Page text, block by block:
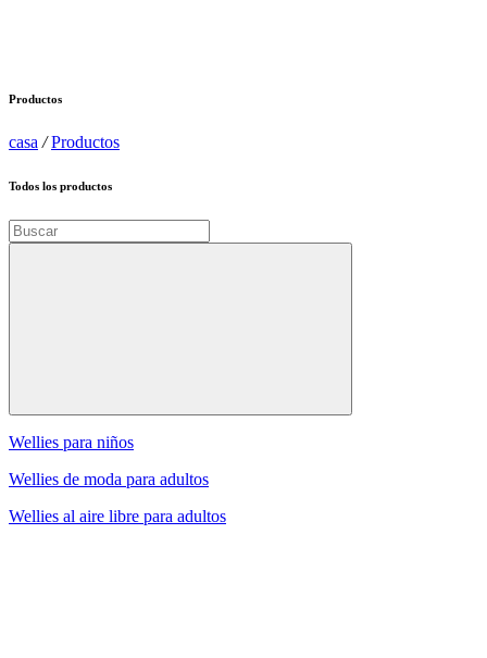
Productos
casa /Productos
Todos los productos
Wellies para niños
Wellies de moda para adultos
Wellies al aire libre para adultos